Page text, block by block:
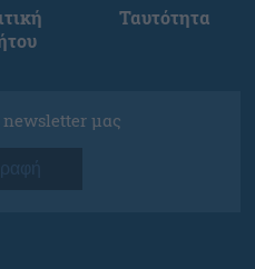
Ταυτότητα
newsletter μας